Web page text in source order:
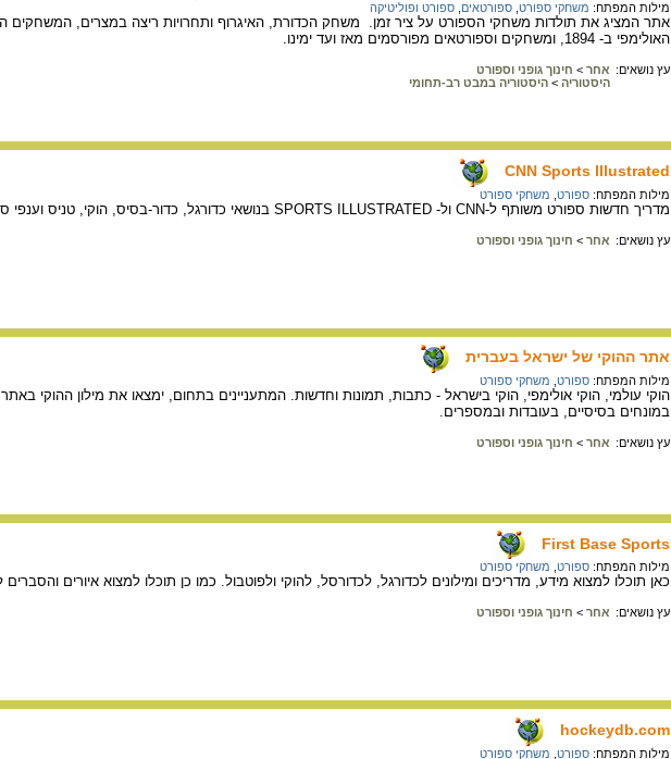
מילות המפתח: משחקי ספורט ספורטאים ספורט ופוליטיקה
האולימפי ב- 1894, ומשחקים וספורטאים מפורסמים מאז ועד ימינו.
עץ נושאים: אחר > חינוך גופני וספורט
היסטוריה > היסטוריה במבט רב-תחומי
CNN Sports Illustrated
מילות המפתח: ספורט משחקי ספורט
מדריך חדשות ספורט משותף ל-CNN ול- SPORTS ILLUSTRATED בנושאי כדורגל, כדור-בסיס, הוקי, טניס וענפי ספורט נוספים.
עץ נושאים: אחר > חינוך גופני וספורט
אתר ההוקי של ישראל בעברית
מילות המפתח: ספורט משחקי ספורט
הוקי עולמי, הוקי אולימפי, הוקי בישראל - כתבות, תמונות וחדשות. המתעניינים בתחום, ימצאו את מילון ההוקי
במונחים בסיסיים, בעובדות ובמספרים.
עץ נושאים: אחר > חינוך גופני וספורט
First Base Sports
מילות המפתח: ספורט משחקי ספורט
כאן תוכלו למצוא מידע, מדריכים ומילונים לכדורגל, לכדורסל, להוקי ולפוטבול. כמו כן תוכלו למצוא איורים
עץ נושאים: אחר > חינוך גופני וספורט
hockeydb.com
מילות המפתח: ספורט משחקי ספורט